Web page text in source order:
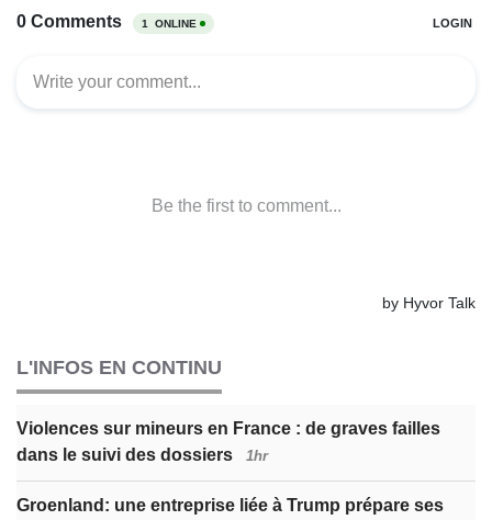
L'INFOS EN CONTINU
Violences sur mineurs en France : de graves failles
dans le suivi des dossiers
1hr
Groenland: une entreprise liée à Trump prépare ses